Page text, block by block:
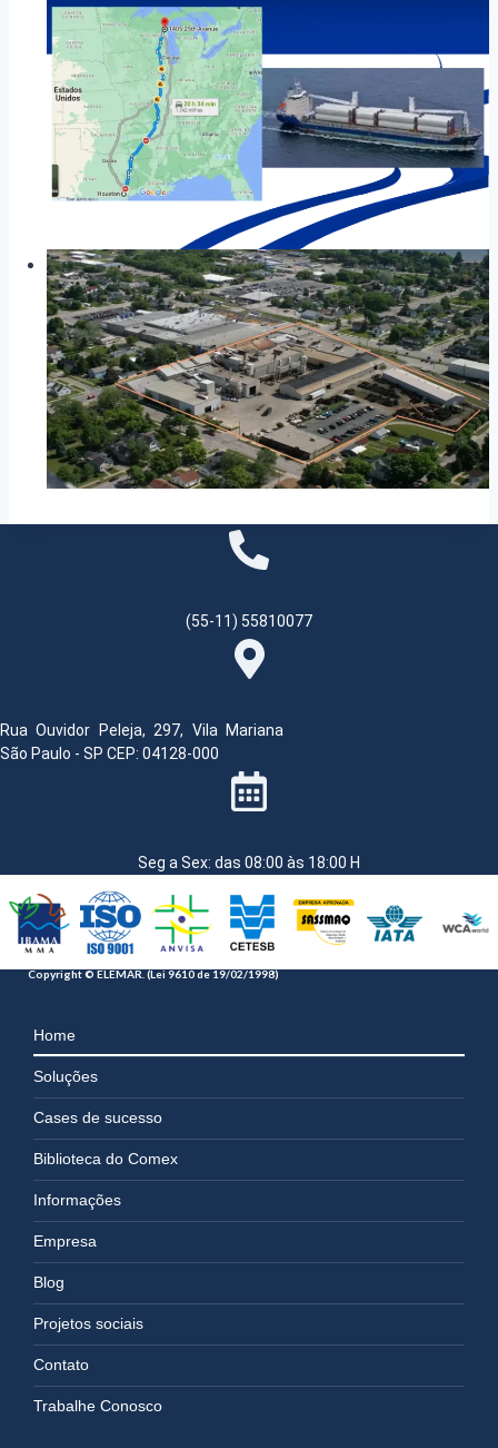
(55-11) 55810077
Rua Ouvidor Peleja, 297, Vila Mariana
São Paulo - SP CEP: 04128-000
Seg a Sex: das 08:00 às 18:00 H
Copyright © ELEMAR. (Lei 9610 de 19/02/1998)
Home
Soluções
Cases de sucesso
Biblioteca do Comex
Informações
Empresa
Blog
Projetos sociais
Contato
Trabalhe Conosco